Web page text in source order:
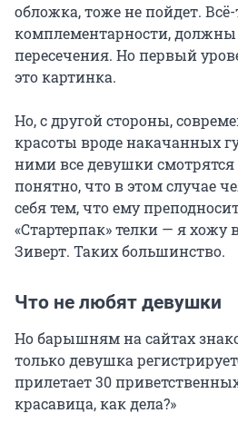
обложка, тоже не пойдет.
комплементарности,
пересечения. Но первый
это картинка.
Но, с другой стороны,
красоты вроде накачанных
ними все девушки
понятно, что в этом случае
себя тем, что ему
«Стартерпак» телки — я
Зиверт. Таких большинство.
Что не любят девушки
Но барышням на сайтах
только девушка
прилетает 30
красавица, как дела?»